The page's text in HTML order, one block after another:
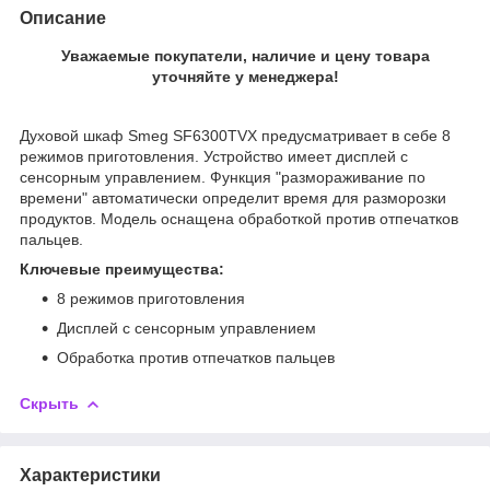
Описание
Уважаемые покупатели, наличие и цену товара
уточняйте у менеджера!
Духовой шкаф Smeg SF6300TVX предусматривает в себе 8
режимов приготовления. Устройство имеет дисплей с
сенсорным управлением. Функция "размораживание по
времени" автоматически определит время для разморозки
продуктов. Модель оснащена обработкой против отпечатков
пальцев.
Ключевые преимущества:
8 режимов приготовления
Дисплей с сенсорным управлением
Обработка против отпечатков пальцев
Скрыть
Характеристики